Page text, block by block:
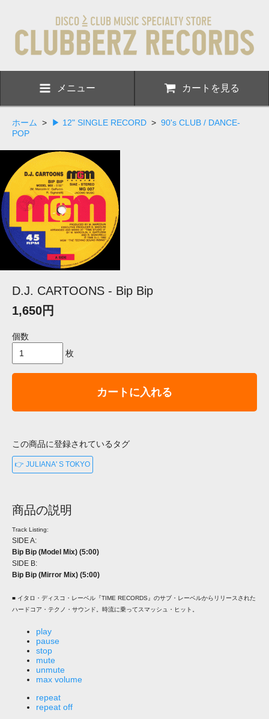
メニュー カートを見る
ホーム > ▶ 12" SINGLE RECORD > 90's CLUB / DANCE-
POP
D.J. CARTOONS - Bip Bip
1,650円
個数
枚
カートに入れる
この商品に登録されているタグ
👉 JULIANA' S TOKYO
商品の説明
Track Listing:
SIDE A:
Bip Bip (Model Mix) (5:00)
SIDE B:
Bip Bip (Mirror Mix) (5:00)
■ イタロ・ディスコ・レーベル『TIME RECORDS』のサブ・レーベルからリリースされた
ハードコア・テクノ・サウンド。時流に乗ってスマッシュ・ヒット。
play
pause
stop
mute
unmute
max volume
repeat
repeat off